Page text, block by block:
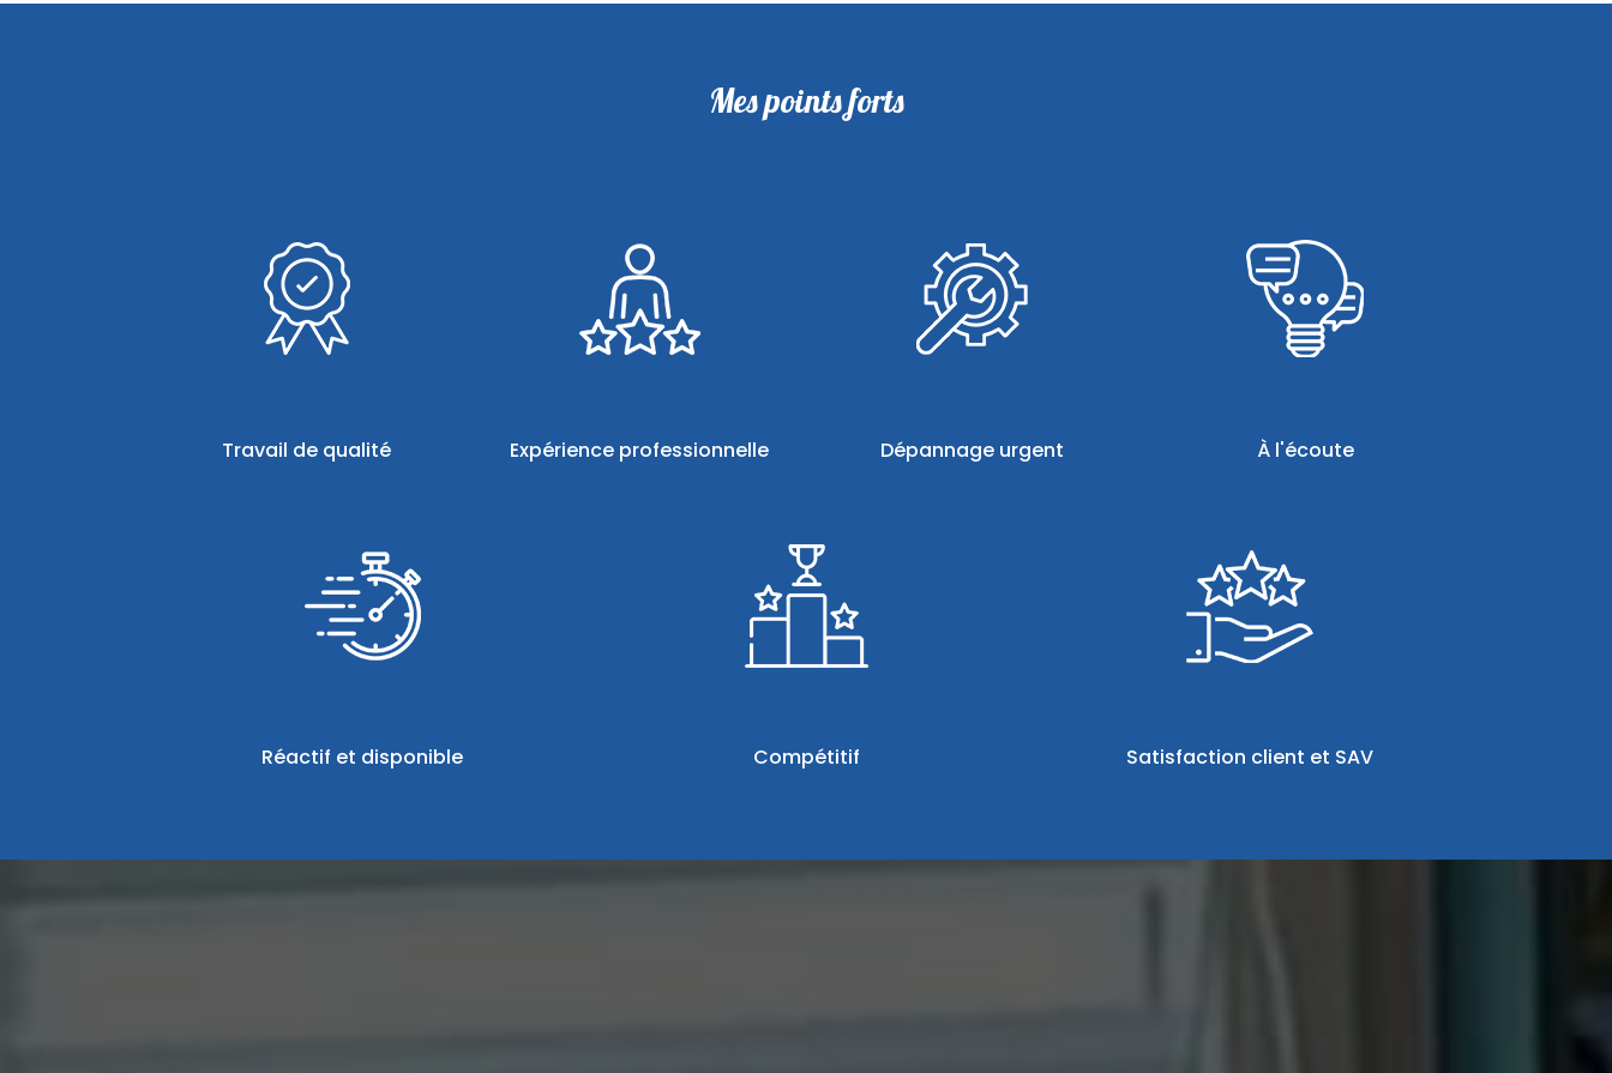
Mes points forts
Travail de qualité Expérience professionnelle Dépannage urgent À l'écoute
Réactif et disponible Compétitif Satisfaction client et SAV